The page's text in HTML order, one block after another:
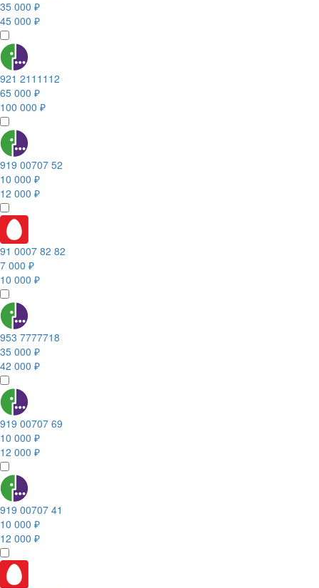
35 000 ₽
45 000 ₽
921 2111112
65 000 ₽
100 000 ₽
919 00707 52
10 000 ₽
12 000 ₽
91 0007 82 82
7 000 ₽
10 000 ₽
953 7777718
35 000 ₽
42 000 ₽
919 00707 69
10 000 ₽
12 000 ₽
919 00707 41
10 000 ₽
12 000 ₽